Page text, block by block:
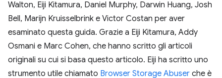
Walton, Eiji Kitamura, Daniel Murphy, Darwin Huang, Josh
Bell, Marijn Kruisselbrink e Victor Costan per aver
esaminato questa guida. Grazie a Eiji Kitamura, Addy
Osmani e Marc Cohen, che hanno scritto gli articoli
originali su cui si basa questo articolo. Eiji ha scritto uno
strumento utile chiamato Browser Storage Abuser che è